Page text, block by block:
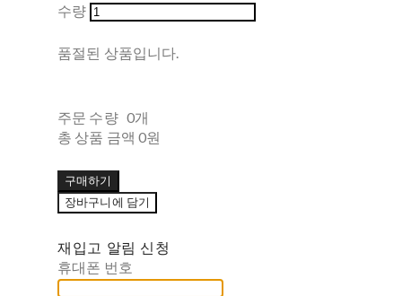
수량
품절된 상품입니다.
주문 수량 0개
총 상품 금액 0원
구매하기
장바구니에 담기
재입고 알림 신청
휴대폰 번호